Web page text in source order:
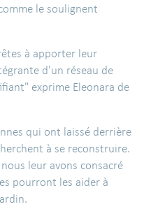
le soulignent
à apporter leur
d'un réseau de
exprime Eleonara de
qui ont laissé derrière
à se reconstruire.
leur avons consacré
pourront les aider à